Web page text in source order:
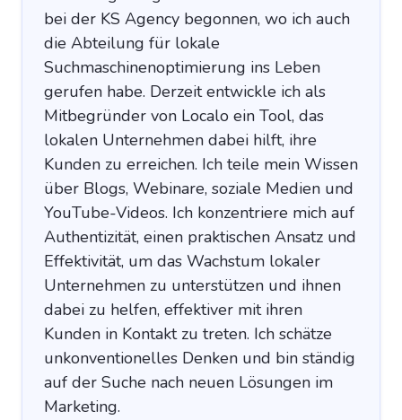
bei der KS Agency begonnen, wo ich auch
die Abteilung für lokale
Suchmaschinenoptimierung ins Leben
gerufen habe. Derzeit entwickle ich als
Mitbegründer von Localo ein Tool, das
lokalen Unternehmen dabei hilft, ihre
Kunden zu erreichen. Ich teile mein Wissen
über Blogs, Webinare, soziale Medien und
YouTube-Videos. Ich konzentriere mich auf
Authentizität, einen praktischen Ansatz und
Effektivität, um das Wachstum lokaler
Unternehmen zu unterstützen und ihnen
dabei zu helfen, effektiver mit ihren
Kunden in Kontakt zu treten. Ich schätze
unkonventionelles Denken und bin ständig
auf der Suche nach neuen Lösungen im
Marketing.